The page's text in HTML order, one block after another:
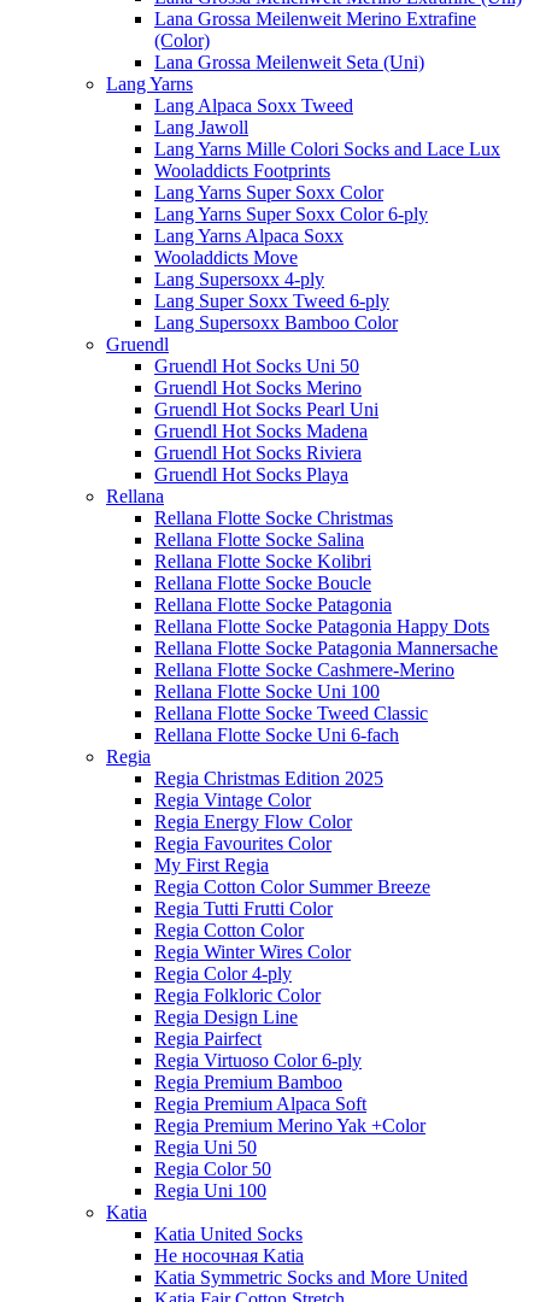
Lana Grossa Meilenweit Merino Extrafine
(Color)
Lana Grossa Meilenweit Seta (Uni)
Lang Yarns
Lang Alpaca Soxx Tweed
Lang Jawoll
Lang Yarns Mille Colori Socks and Lace Lux
Wooladdicts Footprints
Lang Yarns Super Soxx Color
Lang Yarns Super Soxx Color 6-ply
Lang Yarns Alpaca Soxx
Wooladdicts Move
Lang Supersoxx 4-ply
Lang Super Soxx Tweed 6-ply
Lang Supersoxx Bamboo Color
Gruendl
Gruendl Hot Socks Uni 50
Gruendl Hot Socks Merino
Gruendl Hot Socks Pearl Uni
Gruendl Hot Socks Madena
Gruendl Hot Socks Riviera
Gruendl Hot Socks Playa
Rellana
Rellana Flotte Socke Christmas
Rellana Flotte Socke Salina
Rellana Flotte Socke Kolibri
Rellana Flotte Socke Boucle
Rellana Flotte Socke Patagonia
Rellana Flotte Socke Patagonia Happy Dots
Rellana Flotte Socke Patagonia Mannersache
Rellana Flotte Socke Cashmere-Merino
Rellana Flotte Socke Uni 100
Rellana Flotte Socke Tweed Classic
Rellana Flotte Socke Uni 6-fach
Regia
Regia Christmas Edition 2025
Regia Vintage Color
Regia Energy Flow Color
Regia Favourites Color
My First Regia
Regia Cotton Color Summer Breeze
Regia Tutti Frutti Color
Regia Cotton Color
Regia Winter Wires Color
Regia Color 4-ply
Regia Folkloric Color
Regia Design Line
Regia Pairfect
Regia Virtuoso Color 6-ply
Regia Premium Bamboo
Regia Premium Alpaca Soft
Regia Premium Merino Yak +Color
Regia Uni 50
Regia Color 50
Regia Uni 100
Katia
Katia United Socks
Не носочная Katia
Katia Symmetric Socks and More United